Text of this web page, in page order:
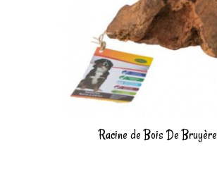
Racine de Bois De Bruyère